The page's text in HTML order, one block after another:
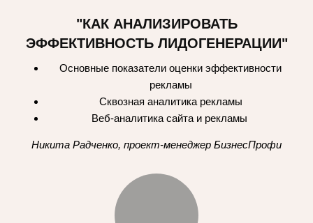
"КАК АНАЛИЗИРОВАТЬ
ЭФФЕКТИВНОСТЬ ЛИДОГЕНЕРАЦИИ"
Основные показатели оценки эффективности
рекламы
Сквозная аналитика рекламы
Веб-аналитика сайта и рекламы
Никита Радченко, проект-менеджер БизнесПрофи